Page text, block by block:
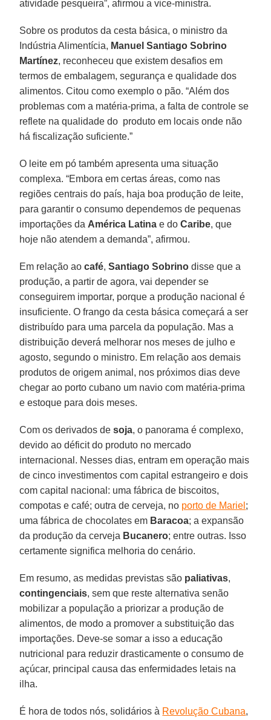
atividade pesqueira”, afirmou a vice-ministra.
Sobre os produtos da cesta básica, o ministro da
Indústria Alimentícia, Manuel Santiago Sobrino
Martínez, reconheceu que existem desafios em
termos de embalagem, segurança e qualidade dos
alimentos. Citou como exemplo o pão. “Além dos
problemas com a matéria-prima, a falta de controle se
reflete na qualidade do produto em locais onde não
há fiscalização suficiente.”
O leite em pó também apresenta uma situação
complexa. “Embora em certas áreas, como nas
regiões centrais do país, haja boa produção de leite,
para garantir o consumo dependemos de pequenas
importações da América Latina e doCaribe, que
hoje não atendem a demanda”, afirmou.
Em relação aocafé,Santiago Sobrino disse que a
produção, a partir de agora, vai depender se
conseguirem importar, porque a produção nacional é
insuficiente. O frango da cesta básica começará a ser
distribuído para uma parcela da população. Mas a
distribuição deverá melhorar nos meses de julho e
agosto, segundo o ministro. Em relação aos demais
produtos de origem animal, nos próximos dias deve
chegar ao porto cubano um navio com matéria-prima
e estoque para dois meses.
Com os derivados desoja, o panorama é complexo,
devido ao déficit do produto no mercado
internacional. Nesses dias, entram em operação mais
de cinco investimentos com capital estrangeiro e dois
com capital nacional: uma fábrica de biscoitos,
compotas e café; outra de cerveja, no porto de Mariel ;
uma fábrica de chocolates em Baracoa; a expansão
da produção da cerveja Bucanero; entre outras. Isso
certamente significa melhoria do cenário.
Em resumo, as medidas previstas são paliativas,
contingenciais, sem que reste alternativa senão
mobilizar a população a priorizar a produção de
alimentos, de modo a promover a substituição das
importações. Deve-se somar a isso a educação
nutricional para reduzir drasticamente o consumo de
açúcar, principal causa das enfermidades letais na
ilha.
É hora de todos nós, solidários à Revolução Cubana,